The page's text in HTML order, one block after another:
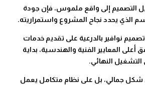
التصميم إلى واقع ملموس، فإن جودة
الذي يحدد نجاح المشروع واستمراريته.
نوافير بالدرعية على تقديم خدمات
أعلى المعايير الفنية والهندسية، بداية
النهائي.
جمالي، بل على نظام متكامل يعمل